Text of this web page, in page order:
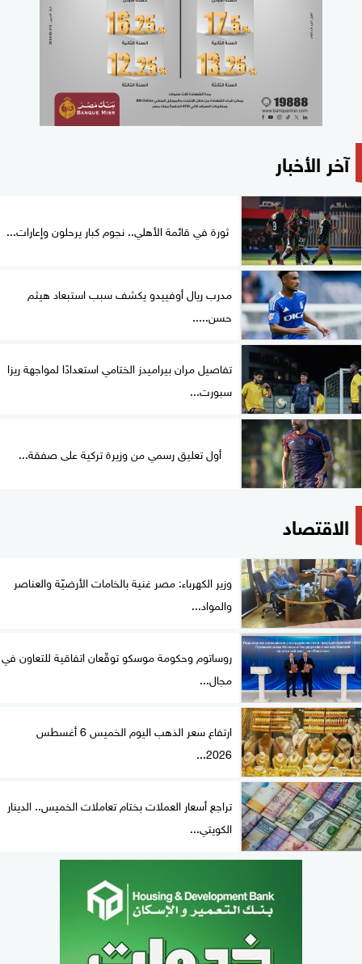
آخر الأخبار
ثورة في قائمة الأهلي.. نجوم كبار يرحلون وإعارات...
مدرب ريال أوفييدو يكشف سبب استبعاد هيثم
حسن.....
تفاصيل مران بيراميدز الختامي استعدادًا لمواجهة ريزا
سبورت...
أول تعليق رسمي من وزيرة تركية على صفقة...
الاقتصاد
وزير الكهرباء: مصر غنية بالخامات الأرضيّة والعناصر
والمواد...
روساتوم وحكومة موسكو توقّعان اتفاقية للتعاون في
مجال...
ارتفاع سعر الذهب اليوم الخميس 6 أغسطس
2026...
تراجع أسعار العملات بختام تعاملات الخميس.. الدينار
الكويتي...